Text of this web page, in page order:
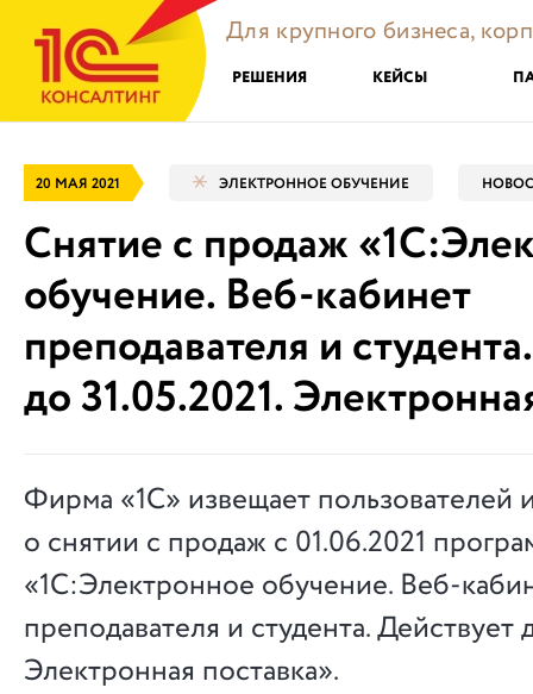
Для крупного бизнеса,
РЕШЕНИЯ КЕЙСЫ
20 МАЯ 2021 ЭЛЕКТРОННОЕ ОБУЧЕНИЕ
Снятие с продаж
обучение. Веб-кабинет
преподавателя и
до 31.05.2021.
Фирма «1С» извещает пользователей
о снятии с продаж с 01.06.2021
«1С:Электронное обучение. Веб-
преподавателя и студента. Действует
Электронная поставка».